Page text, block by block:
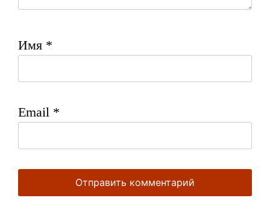
Имя *
Email *